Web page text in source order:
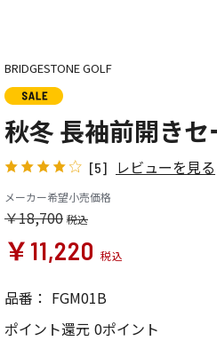
BRIDGESTONE GOLF
秋冬 長袖前開きセ
[5] レビューを見る
メーカー希望小売価格
￥18,700
￥11,220
品番： FGM01B
ポイント還元 0ポイント